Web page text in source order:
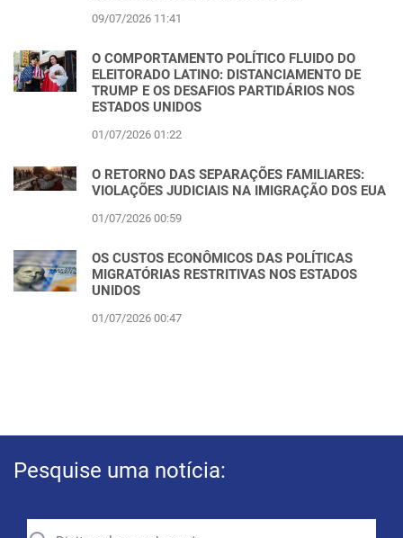
09/07/2026 11:41
O COMPORTAMENTO POLÍTICO FLUIDO DO
ELEITORADO LATINO: DISTANCIAMENTO DE
TRUMP E OS DESAFIOS PARTIDÁRIOS NOS
ESTADOS UNIDOS
01/07/2026 01:22
O RETORNO DAS SEPARAÇÕES FAMILIARES:
VIOLAÇÕES JUDICIAIS NA IMIGRAÇÃO DOS EUA
01/07/2026 00:59
OS CUSTOS ECONÔMICOS DAS POLÍTICAS
MIGRATÓRIAS RESTRITIVAS NOS ESTADOS
UNIDOS
01/07/2026 00:47
Pesquise uma notícia: